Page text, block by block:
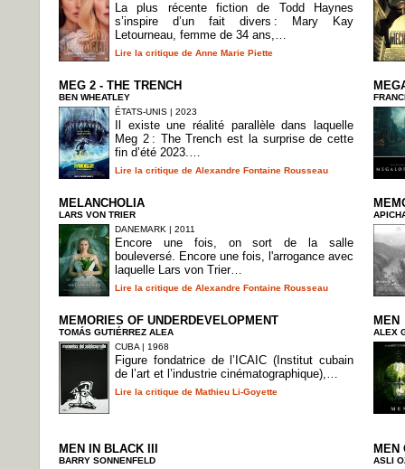
La plus récente fiction de Todd Haynes
s’inspire d’un fait divers : Mary Kay
Letourneau, femme de 34 ans,…
Lire la critique de Anne Marie Piette
MEG 2 - THE TRENCH
BEN WHEATLEY
ÉTATS-UNIS | 2023
Il existe une réalité parallèle dans laquelle
Meg 2 : The Trench est la surprise de cette
fin d’été 2023.…
Lire la critique de Alexandre Fontaine Rousseau
MELANCHOLIA
LARS VON TRIER
DANEMARK | 2011
Encore une fois, on sort de la salle
bouleversé. Encore une fois, l'arrogance avec
laquelle Lars von Trier…
Lire la critique de Alexandre Fontaine Rousseau
MEMORIES OF UNDERDEVELOPMENT
TOMÁS GUTIÉRREZ ALEA
CUBA | 1968
Figure fondatrice de l’ICAIC (Institut cubain
de l’art et l’industrie cinématographique),…
Lire la critique de Mathieu Li-Goyette
MEN
ALEX
MEN IN BLACK III
BARRY SONNENFELD
MEN
ASLI